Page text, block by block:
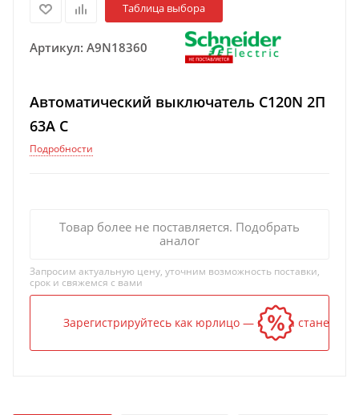
Таблица выбора
Артикул: A9N18360
Автоматический выключатель C120N 2П
63A C
Подробности
Товар более не поставляется. Подобрать
аналог
Запросим актуальную цену, уточним возможность поставки,
срок и свяжемся с вами
Зарегистрируйтесь как юрлицо — и цена станет